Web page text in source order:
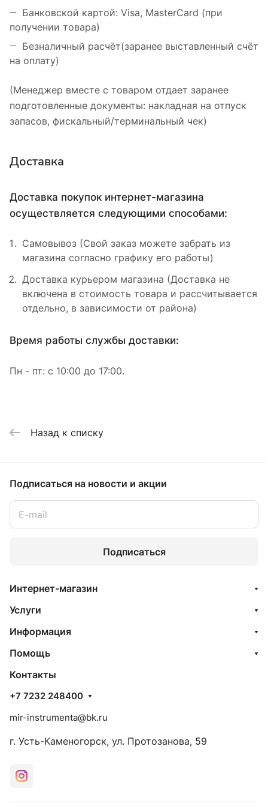
Банковской картой: Visa, MasterCard (при
получении товара)
Безналичный расчёт(заранее выставленный счёт
на оплату)
(Менеджер вместе с товаром отдает заранее
подготовленные документы: накладная на отпуск
запасов, фискальный/терминальный чек)
Доставка
Доставка покупок интернет-магазина
осуществляется следующими способами:
Самовывоз (Свой заказ можете забрать из
магазина согласно графику его работы)
Доставка курьером магазина (Доставка не
включена в стоимость товара и рассчитывается
отдельно, в зависимости от района)
Время работы службы доставки:
Пн - пт: с 10:00 до 17:00.
Назад к списку
Подписаться на новости и акции
Подписаться
Интернет-магазин
Услуги
Информация
Помощь
Контакты
+7 7232 248400
mir-instrumenta@bk.ru
г. Усть-Каменогорск, ул. Протозанова, 59